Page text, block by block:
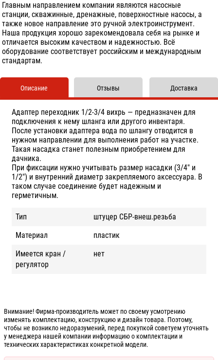
Главным направлением компании являются насосные
станции, скважинные, дренажные, поверхностные насосы, а
также новое направление это ручной электроинструмент.
Наша продукция хорошо зарекомендовала себя на рынке и
отличается высоким качеством и надежностью. Всё
оборудование соответствует российским и международным
стандартам.
Описание
Адаптер переходник 1/2-3/4 вихрь — предназначен для
подключения к нему шланга или другого инвентаря.
После установки адаптера вода по шлангу отводится в
нужном направлении для выполнения работ на участке.
Такая насадка станет полезным приобретением для
дачника.
При фиксации нужно учитывать размер насадки (3/4" и
1/2") и внутренний диаметр закрепляемого аксессуара. В
таком случае соединение будет надежным и
герметичным.
Тип
штуцер СБР-внеш.резьба
Материал
пластик
Имеется кран /
регулятор
нет
Отзывы Доставка
Внимание! Фирма-производитель может по своему усмотрению
изменять комплектацию, конструкцию и дизайн товара. Поэтому,
чтобы не возникло недоразумений, перед покупкой советуем уточнять
у менеджера нашей компании информацию о комплектации и
технических характеристиках конкретной модели.